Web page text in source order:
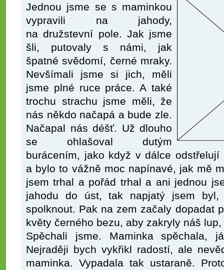
Jednou jsme se s maminkou
vypravili na jahody,
na družstevní pole. Jak jsme
šli, putovaly s námi, jak
špatné svědomí, černé mraky.
Nevšímali jsme si jich, měli
jsme plné ruce práce. A také
trochu strachu jsme měli, že
nás někdo načapá a bude zle.
Načapal nás déšť. Už dlouho
se ohlašoval dutým
burácením, jako když v dálce
a bylo to vážně moc napínavé, jak mě
jsem trhal a pořád trhal a ani jednou
jahodu do úst, tak napjatý jsem
spolknout. Pak na zem začaly dopadat
květy černého bezu, aby zakryly náš
Spěchali jsme. Maminka spěchala,
Nejraději bych vykřikl radostí, ale
maminka. Vypadala tak ustaraně.